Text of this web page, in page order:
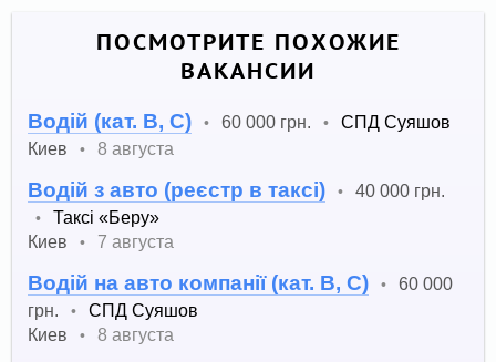
ПОСМОТРИТЕ ПОХОЖИЕ
ВАКАНСИИ
Водій (кат. B, С) • 60 000 грн. •
СПД Суяшов
Киев
• 8 августа
Водій з авто (реєстр в таксі) • 40 000 грн.
•
Таксі «Беру»
Киев
• 7 августа
Водій на авто компанії (кат. В, С) •
60 000
грн.
•
СПД Суяшов
Киев
• 8 августа